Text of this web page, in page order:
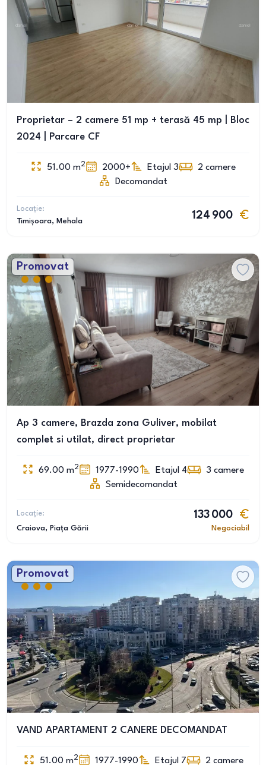
Proprietar – 2 camere 51 mp + terasă 45 mp | Bloc
2024 | Parcare CF
51.00 m2 2000+ Etajul 3 2 camere
Decomandat
Locație:
Timișoara, Mehala
124 900
Promovat
Ap 3 camere, Brazda zona Guliver, mobilat
complet si utilat, direct proprietar
69.00 m2 1977-1990 Etajul 4 3 camere
Semidecomandat
Locație:
Craiova, Piața Gării
133 000
Negociabil
Promovat
VAND APARTAMENT 2 CANERE DECOMANDAT
51.00 m2 1977-1990 Etajul 7 2 camere